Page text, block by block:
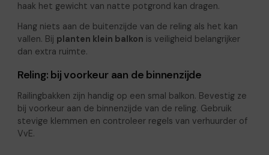
haak het gewicht van natte potgrond kan dragen.
Hang niets aan de buitenzijde van de reling als het kan
vallen. Bij planten klein balkon is veiligheid belangrijker
dan extra ruimte.
Reling: bij voorkeur aan de binnenzijde
Railingbakken zijn handig op een smal balkon. Bevestig ze
bij voorkeur aan de binnenzijde van de reling. Gebruik
stevige klemmen en controleer regels van verhuurder of
VvE.